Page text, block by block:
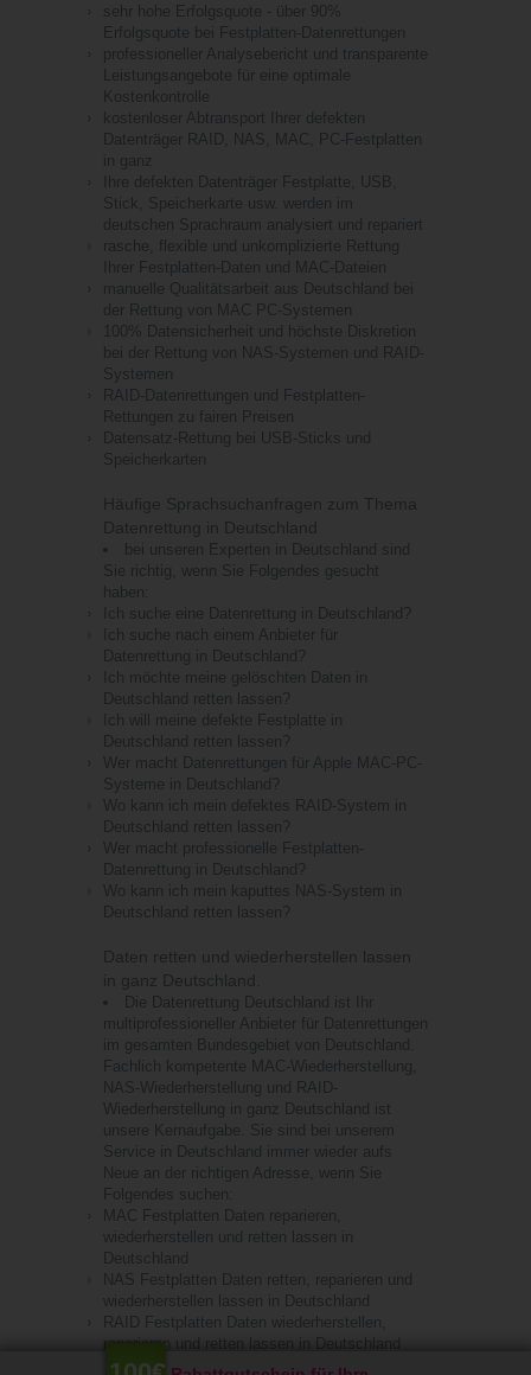
sehr hohe Erfolgsquote - über 90%
Erfolgsquote bei Festplatten-Datenrettungen
professioneller Analysebericht und transparente
Leistungsangebote für eine optimale
Kostenkontrolle
kostenloser Abtransport Ihrer defekten
Datenträger RAID, NAS, MAC, PC-Festplatten
in ganz
Ihre defekten Datenträger Festplatte, USB,
Stick, Speicherkarte usw. werden im
deutschen Sprachraum analysiert und repariert
rasche, flexible und unkomplizierte Rettung
Ihrer Festplatten-Daten und MAC-Dateien
manuelle Qualitätsarbeit aus Deutschland bei
der Rettung von MAC PC-Systemen
100% Datensicherheit und höchste Diskretion
bei der Rettung von NAS-Systemen und RAID-
Systemen
RAID-Datenrettungen und Festplatten-
Rettungen zu fairen Preisen
Datensatz-Rettung bei USB-Sticks und
Speicherkarten
Häufige Sprachsuchanfragen zum Thema
Datenrettung in Deutschland
bei unseren Experten in Deutschland sind
Sie richtig, wenn Sie Folgendes gesucht
haben:
Ich suche eine Datenrettung in Deutschland?
Ich suche nach einem Anbieter für
Datenrettung in Deutschland?
Ich möchte meine gelöschten Daten in
Deutschland retten lassen?
Ich will meine defekte Festplatte in
Deutschland retten lassen?
Wer macht Datenrettungen für Apple MAC-PC-
Systeme in Deutschland?
Wo kann ich mein defektes RAID-System in
Deutschland retten lassen?
Wer macht professionelle Festplatten-
Datenrettung in Deutschland?
Wo kann ich mein kaputtes NAS-System in
Deutschland retten lassen?
Daten retten und wiederherstellen lassen
in ganz Deutschland.
Die Datenrettung Deutschland ist Ihr
multiprofessioneller Anbieter für Datenrettungen
im gesamten Bundesgebiet von Deutschland.
Fachlich kompetente MAC-Wiederherstellung,
NAS-Wiederherstellung und RAID-
Wiederherstellung in ganz Deutschland ist
unsere Kernaufgabe. Sie sind bei unserem
Service in Deutschland immer wieder aufs
Neue an der richtigen Adresse, wenn Sie
Folgendes suchen:
MAC Festplatten Daten reparieren,
wiederherstellen und retten lassen in
Deutschland
NAS Festplatten Daten retten, reparieren und
wiederherstellen lassen in Deutschland
RAID Festplatten Daten wiederherstellen,
reparieren und retten lassen in Deutschland
100€
Rabattgutschein für Ihre
mehr Infos...